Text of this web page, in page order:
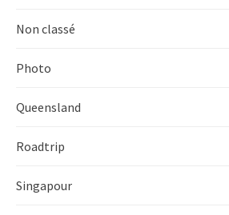
Non classé
Photo
Queensland
Roadtrip
Singapour